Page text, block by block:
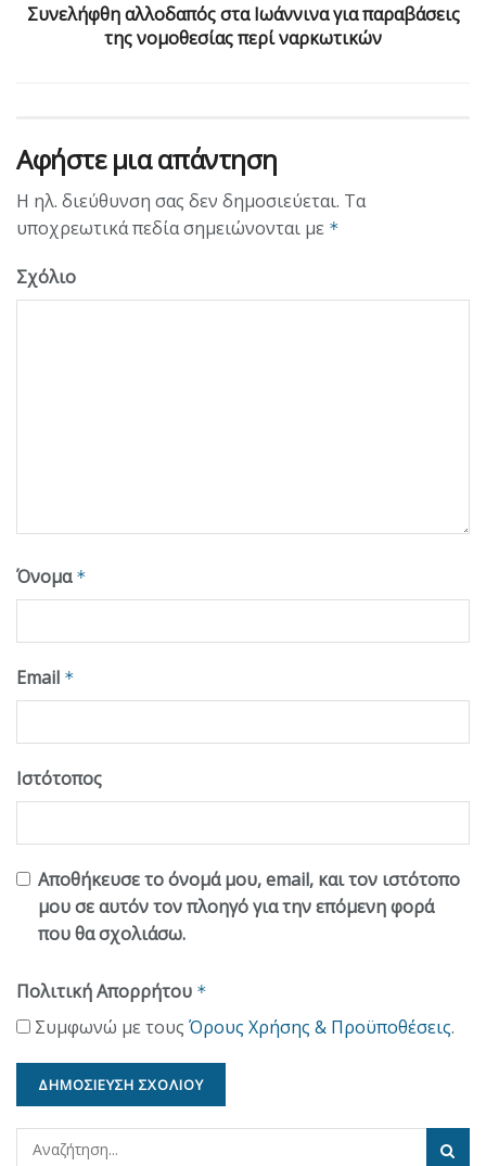
Συνελήφθη αλλοδαπός στα Ιωάννινα για παραβάσεις
της νομοθεσίας περί ναρκωτικών
Αφήστε μια απάντηση
Η ηλ. διεύθυνση σας δεν δημοσιεύεται. Τα
υποχρεωτικά πεδία σημειώνονται με *
Σχόλιο
Όνομα *
Email *
Ιστότοπος
Αποθήκευσε το όνομά μου, email, και τον ιστότοπο
μου σε αυτόν τον πλοηγό για την επόμενη φορά
που θα σχολιάσω.
Πολιτική Απορρήτου *
Συμφωνώ με τους Όρους Χρήσης & Προϋποθέσεις.